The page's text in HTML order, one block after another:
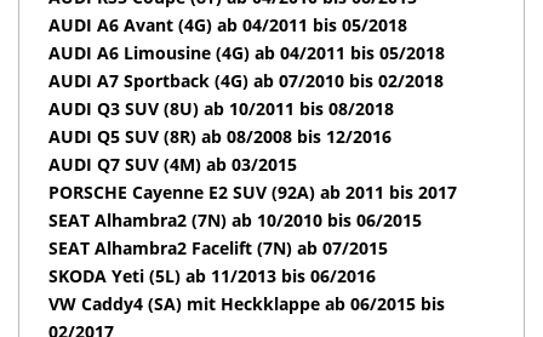
AUDI A6 Avant (4G) ab 04/2011 bis 05/2018
AUDI A6 Limousine (4G) ab 04/2011 bis 05/2018
AUDI A7 Sportback (4G) ab 07/2010 bis 02/2018
AUDI Q3 SUV (8U) ab 10/2011 bis 08/2018
AUDI Q5 SUV (8R) ab 08/2008 bis 12/2016
AUDI Q7 SUV (4M) ab 03/2015
PORSCHE Cayenne E2 SUV (92A) ab 2011 bis 2017
SEAT Alhambra2 (7N) ab 10/2010 bis 06/2015
SEAT Alhambra2 Facelift (7N) ab 07/2015
SKODA Yeti (5L) ab 11/2013 bis 06/2016
VW Caddy4 (SA) mit Heckklappe ab 06/2015 bis
02/2017